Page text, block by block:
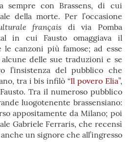
sempre con Brassens, di cui
della morte. Per l’occasione
français di via Pomba
in cui Fausto omaggiava il
le canzoni più famose; ad esse
delle sue traduzioni e se
l’insistenza del pubblico che
tra i bis infilò “Il povero Elia”,
Tra il numeroso pubblico
luogotenente brassensiano:
appositamente da Milano; poi
Gabriele Ferraris, che recensì
un signore che all’ingresso